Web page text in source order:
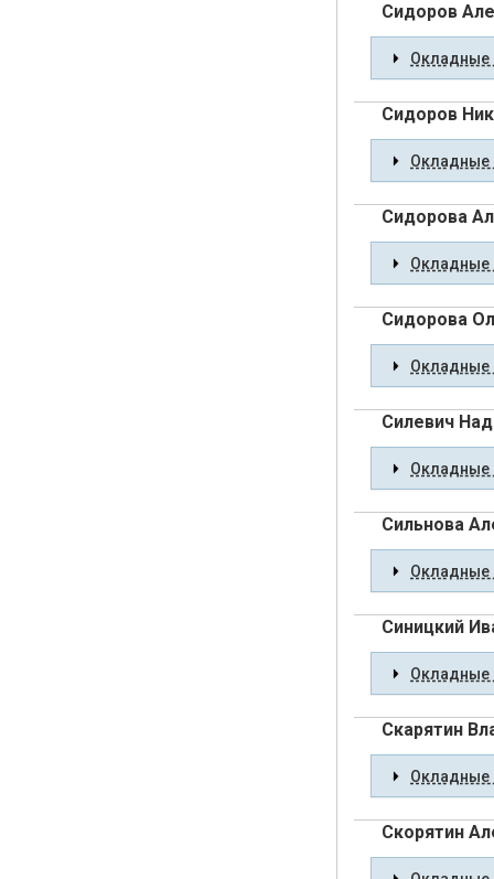
Сидоров
Окладные
Сидоров
Окладные
Сидорова
Окладные
Сидорова
Окладные
Силевич
Окладные
Сильнова
Окладные
Синицкий
Окладные
Скарятин
Окладные
Скорятин